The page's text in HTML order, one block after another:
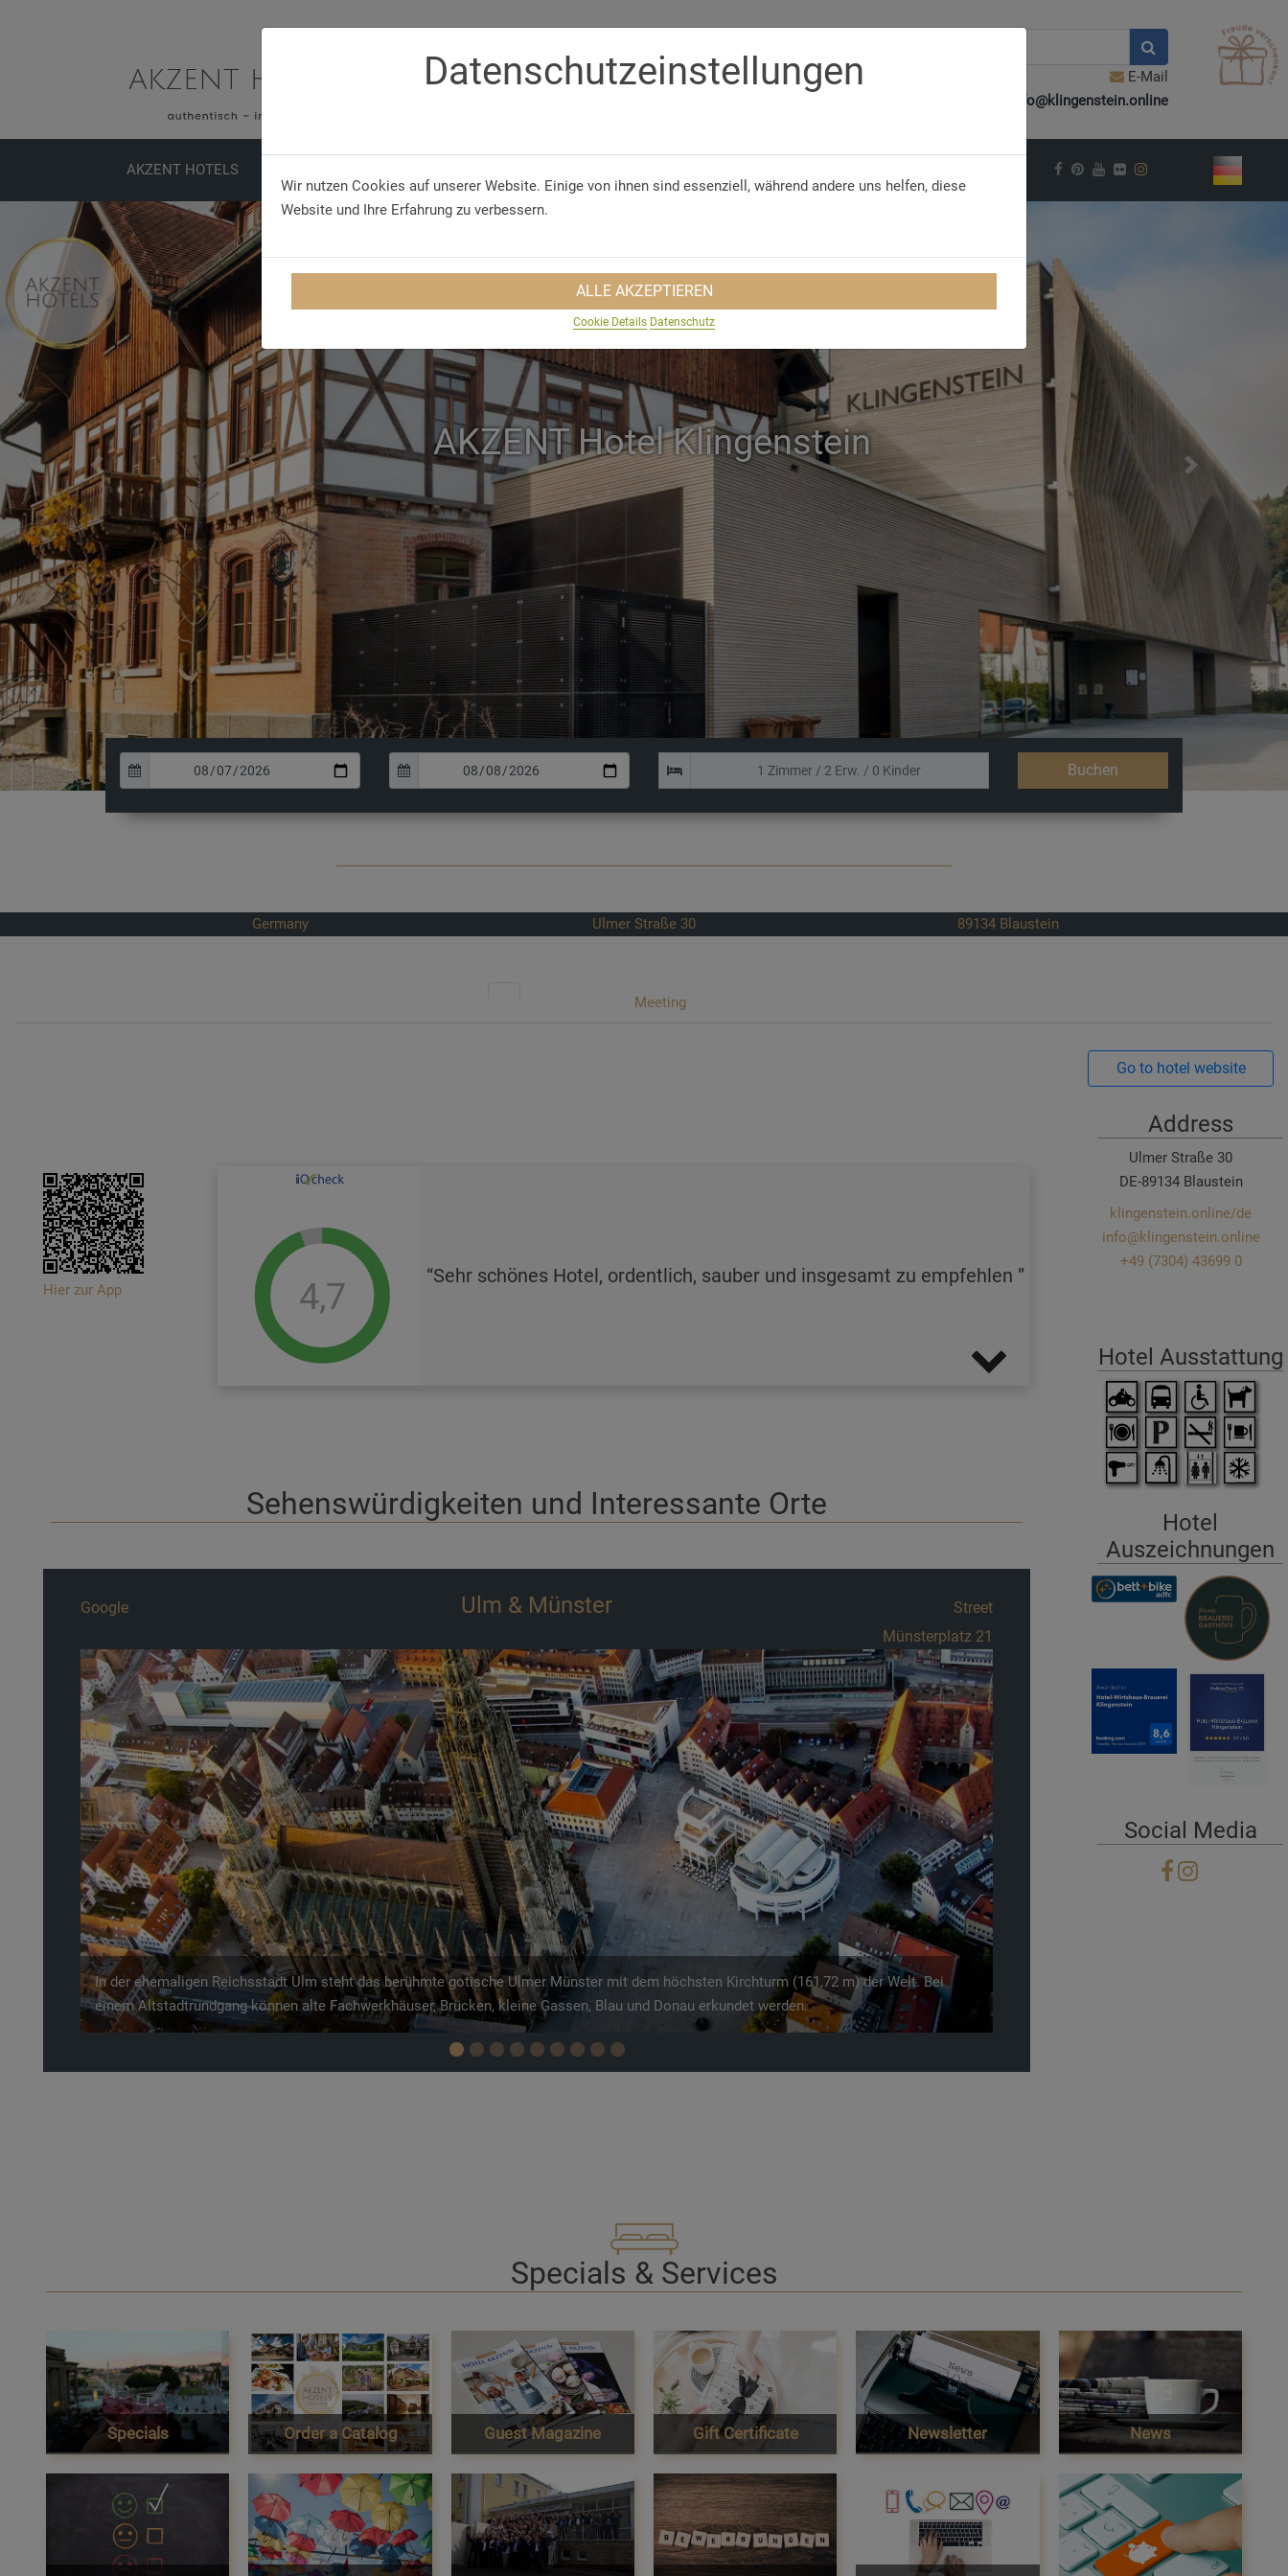
Telephone
E-Mail
info@klingenstein.online
AKZENT HOTELS
AKZENT Hotel Klingenstein
AKZENT Hotel Klingenstein_hotel
Previous Next
Buchen
Germany Ulmer Straße 30 89134 Blaustein
Meeting
Hier zur App 4,7 Sehr schönes Hotel, ordentlich, sauber und insgesamt zu empfehlen
Sehenswürdigkeiten und Interessante Orte
Google Schiefes Haus
Street
Schwörhausgasse 6
Das Schiefe Haus in Ulm ist definitiv einen Besuch wert. Fun Fact: Das Haus ist doppelt so schief wie der schiefe Turm von Pisa und hat
sogar einen Eintrag im Guinness-Buch der Rekorde.
Previous Next
Go to hotel website
Address
Ulmer Straße 30
DE-89134 Blaustein
klingenstein.online/de
info@klingenstein.online
+49 (7304) 43699 0
Hotel Ausstattung
Hotel
Auszeichnungen
Social Media
Specials & Services
Specials Order a Catalog Guest Magazine Gift Certificate Newsletter News
Datenschutzeinstellungen
Wir nutzen Cookies auf unserer Website. Einige von ihnen sind essenziell, während andere uns helfen, diese
Website und Ihre Erfahrung zu verbessern.
ALLE AKZEPTIEREN
Cookie Details Datenschutz